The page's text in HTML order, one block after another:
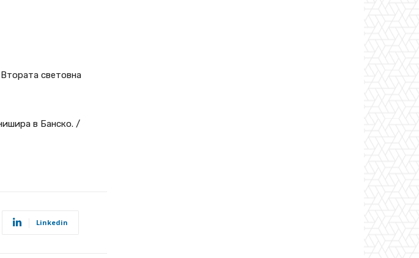
световна
в Банско. /
Linkedin